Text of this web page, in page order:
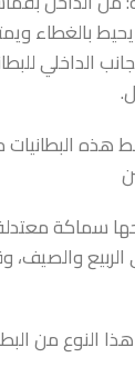
بالغطاء
الداخلي
سماكة
والصيف،
من البطانيات